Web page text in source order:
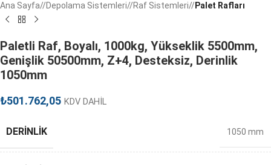
Ana Sayfa/ Depolama Sistemleri/ Raf Sistemleri/ Palet Rafları
Paletli Raf, Boyalı, 1000kg, Yükseklik 5500mm,
Genişlik 50500mm, Z+4, Desteksiz, Derinlik
1050mm
₺501.762,05 KDV DAHİL
DERINLIK 1050 mm